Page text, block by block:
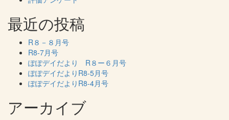
最近の投稿
R８－８月号
R8-7月号
ぽぽデイだより R８ー６月号
ぽぽデイだよりR8-5月号
ぽぽデイだよりR8-4月号
アーカイブ